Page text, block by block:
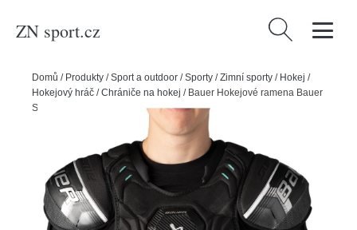
ZN sport.cz Vyhledávání
Domů / Produkty /Sport a outdoor /Sporty /Zimní sporty / Hokej /
Hokejový hráč /Chrániče na hokej / Bauer Hokejové ramena Bauer
Supreme F40 JR, Junior, S